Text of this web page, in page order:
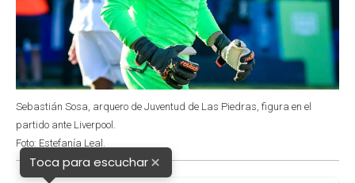
Sebastián Sosa, arquero de Juventud de Las Piedras, figura en el
partido ante Liverpool.
Foto: Estefanía Leal.
Toca para escuchar×